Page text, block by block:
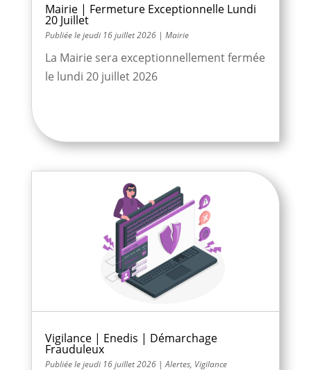
Mairie | Fermeture Exceptionnelle Lundi
20 Juillet
jeudi 16 juillet 2026| Mairie
La Mairie sera exceptionnellement fermée
le lundi 20 juillet 2026
Vigilance | Enedis | Démarchage
Frauduleux
jeudi 16 juillet 2026|Alertes, Vigilance